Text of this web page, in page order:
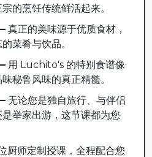
的烹饪传统鲜活起来。
真正的美味源于优质食材，
菜肴与饮品。
用 Luchito's 的特别食谱像
秘鲁风味的真正精髓。
无论您是独自旅行、与伴侣
举家出游，这节课都为您
师定制授课，全程配合您